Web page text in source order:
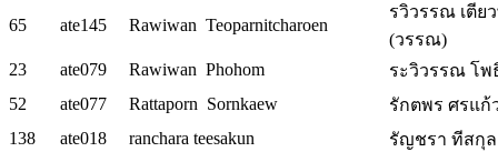
65 ate145 Rawiwan Teoparnitcharoen
รวิวรรณ เตีย
(วรรณ)
23
ate079 Rawiwan Phohom
ระวิวรรณ โ
52
ate077 Rattaporn Sornkaew
รักตพร ศรแก้
138
ate018 ranchara teesakun
รัญชรา ทีสกุล